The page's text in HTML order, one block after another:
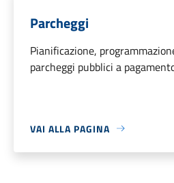
Parcheggi
Pianificazione,
parcheggi pubblici a
VAI ALLA PAGINA